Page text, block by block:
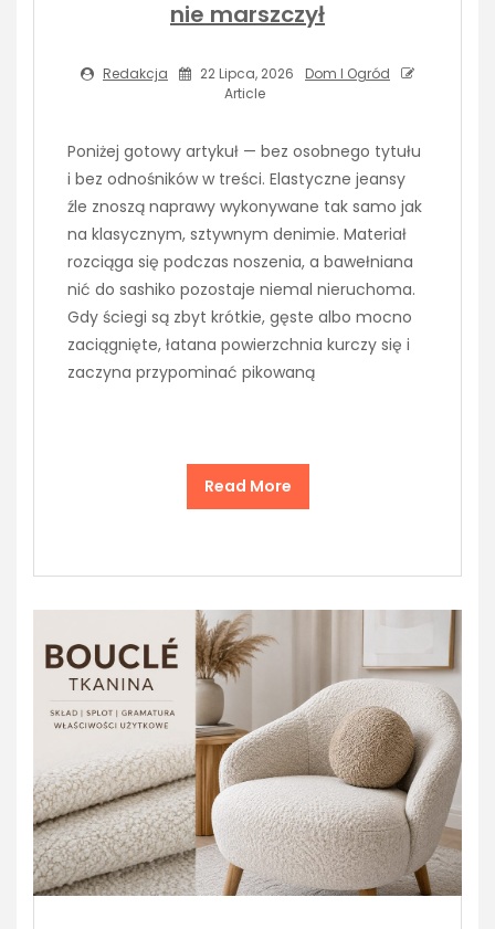
nie marszczył
Redakcja 22 Lipca, 2026
Dom I Ogród
Article
Poniżej gotowy artykuł — bez osobnego tytułu
i bez odnośników w treści. Elastyczne jeansy
źle znoszą naprawy wykonywane tak samo jak
na klasycznym, sztywnym denimie. Materiał
rozciąga się podczas noszenia, a bawełniana
nić do sashiko pozostaje niemal nieruchoma.
Gdy ściegi są zbyt krótkie, gęste albo mocno
zaciągnięte, łatana powierzchnia kurczy się i
zaczyna przypominać pikowaną
Read More